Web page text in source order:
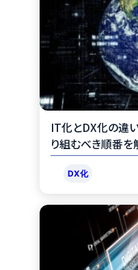
IT化とDX化の違
り組むべき順番を
DX化